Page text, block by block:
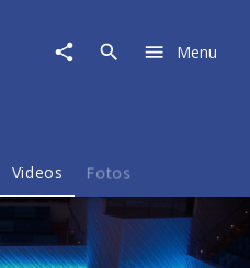
Menu
Videos Fotos